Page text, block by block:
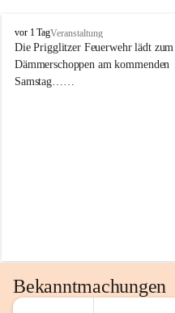
P
r
i
g
vor 1 TagVeranstaltung
Die Prigglitzer Feuerwehr lädt zum
Dämmerschoppen am kommenden
Samstag……
Bekanntmachungen